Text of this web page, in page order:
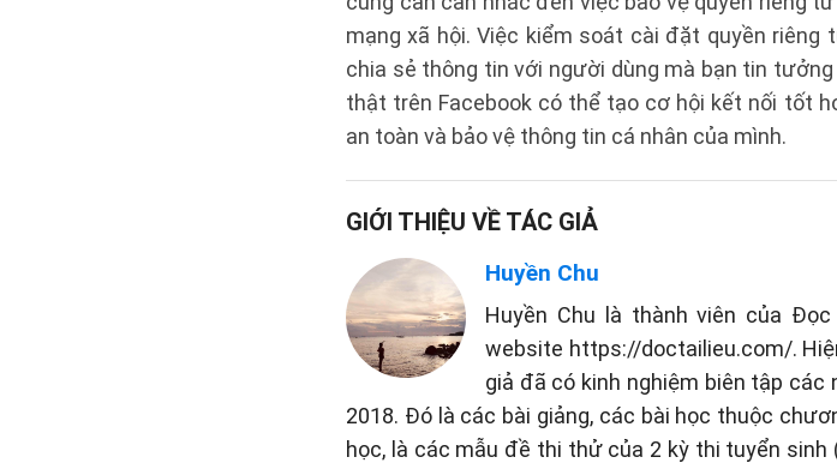
mạng xã hội. Việc kiểm soát cài đặt quyền
chia sẻ thông tin với người dùng mà bạn tin
thật trên Facebook có thể tạo cơ hội kết nối tốt
an toàn và bảo vệ thông tin cá nhân của mình.
GIỚI THIỆU VỀ TÁC GIẢ
Huyền Chu
Huyền Chu là thành viên của
website https://doctailieu.com/.
giả đã có kinh nghiệm biên tập các
2018. Đó là các bài giảng, các bài học thuộc
học, là các mẫu đề thi thử của 2 kỳ thi tuyển